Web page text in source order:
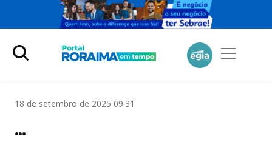
18 de setembro de 2025 09:31
…